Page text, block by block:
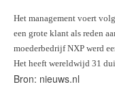
Het management voert
een grote klant als reden
moederbedrijf NXP werd
Het heeft wereldwijd 31
Bron: nieuws.nl